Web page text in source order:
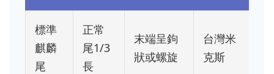
標準
麒麟
尾
正常
尾1/3
長
末端呈鉤
狀或螺旋
台灣米
克斯